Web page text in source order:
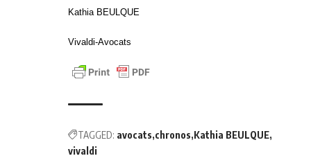
Kathia BEULQUE
Vivaldi-Avocats
TAGGED: avocats chronos Kathia BEULQUE
vivaldi